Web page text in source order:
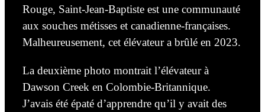
Rouge, Saint-Jean-Baptiste est une communauté
aux souches métisses et canadienne-françaises.
Malheureusement, cet élévateur a brûlé en 2023.
La deuxième photo montrait l’élévateur à
Dawson Creek en Colombie-Britannique.
J’avais été épaté d’apprendre qu’il y avait des